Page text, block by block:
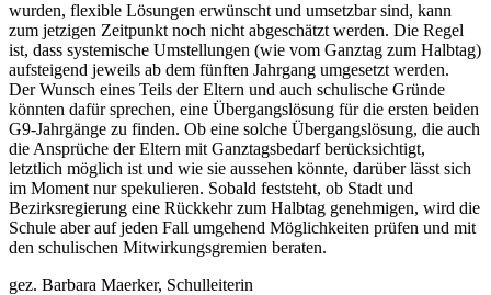
wurden, flexible Lösungen erwünscht und umsetzbar sind, kann
zum jetzigen Zeitpunkt noch nicht abgeschätzt werden. Die Regel
ist, dass systemische Umstellungen (wie vom Ganztag zum Halbtag)
aufsteigend jeweils ab dem fünften Jahrgang umgesetzt werden.
Der Wunsch eines Teils der Eltern und auch schulische Gründe
könnten dafür sprechen, eine Übergangslösung für die ersten beiden
G9-Jahrgänge zu finden. Ob eine solche Übergangslösung, die auch
die Ansprüche der Eltern mit Ganztagsbedarf berücksichtigt,
letztlich möglich ist und wie sie aussehen könnte, darüber lässt sich
im Moment nur spekulieren. Sobald feststeht, ob Stadt und
Bezirksregierung eine Rückkehr zum Halbtag genehmigen, wird die
Schule aber auf jeden Fall umgehend Möglichkeiten prüfen und mit
den schulischen Mitwirkungsgremien beraten.
gez. Barbara Maerker, Schulleiterin